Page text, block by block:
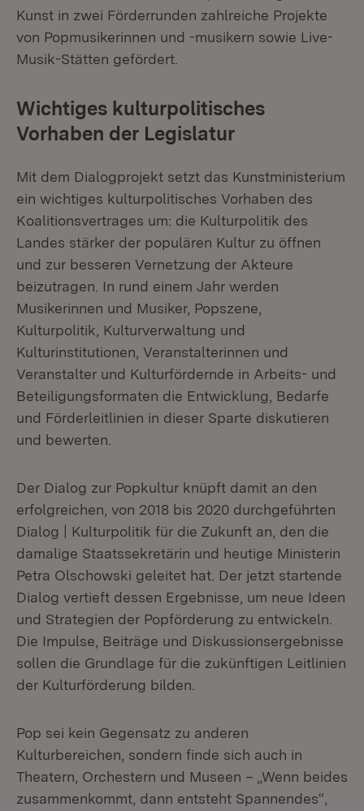
Kunst in zwei Förderrunden zahlreiche Projekte
von Popmusikerinnen und -musikern sowie Live-
Musik-Stätten gefördert.
Wichtiges kulturpolitisches
Vorhaben der Legislatur
Mit dem Dialogprojekt setzt das Kunstministerium
ein wichtiges kulturpolitisches Vorhaben des
Koalitionsvertrages um: die Kulturpolitik des
Landes stärker der populären Kultur zu öffnen
und zur besseren Vernetzung der Akteure
beizutragen. In rund einem Jahr werden
Musikerinnen und Musiker, Popszene,
Kulturpolitik, Kulturverwaltung und
Kulturinstitutionen, Veranstalterinnen und
Veranstalter und Kulturfördernde in Arbeits- und
Beteiligungsformaten die Entwicklung, Bedarfe
und Förderleitlinien in dieser Sparte diskutieren
und bewerten.
Der Dialog zur Popkultur knüpft damit an den
erfolgreichen, von 2018 bis 2020 durchgeführten
Dialog | Kulturpolitik für die Zukunft an, den die
damalige Staatssekretärin und heutige Ministerin
Petra Olschowski geleitet hat. Der jetzt startende
Dialog vertieft dessen Ergebnisse, um neue Ideen
und Strategien der Popförderung zu entwickeln.
Die Impulse, Beiträge und Diskussionsergebnisse
sollen die Grundlage für die zukünftigen Leitlinien
der Kulturförderung bilden.
Pop sei kein Gegensatz zu anderen
Kulturbereichen, sondern finde sich auch in
Theatern, Orchestern und Museen – „Wenn beides
zusammenkommt, dann entsteht Spannendes“,